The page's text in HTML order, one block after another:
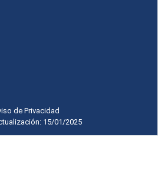
de Privacidad
15/01/2025